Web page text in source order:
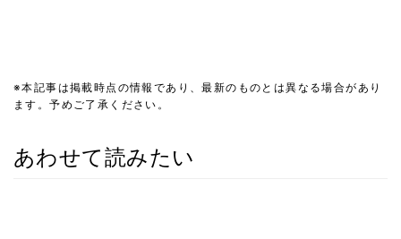
※本記事は掲載時点の情報であり、最新のものとは異なる場合があり
ます。予めご了承ください。
あわせて読みたい